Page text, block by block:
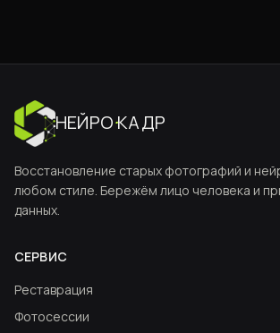
НЕЙРО·КАДР
Восстановление старых фотографий и
любом стиле. Бережём лицо человека и
данных.
СЕРВИС
Реставрация
Фотосессии